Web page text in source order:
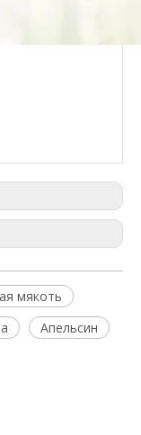
мякоть
Апельсин